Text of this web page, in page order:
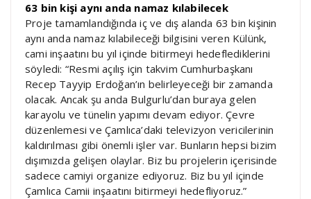
63 bin kişi aynı anda namaz kılabilecek
Proje tamamlandığında iç ve dış alanda 63 bin kişinin
aynı anda namaz kılabileceği bilgisini veren Külünk,
cami inşaatını bu yıl içinde bitirmeyi hedeflediklerini
söyledi: “Resmi açılış için takvim Cumhurbaşkanı
Recep Tayyip Erdoğan’ın belirleyeceği bir zamanda
olacak. Ancak şu anda Bulgurlu’dan buraya gelen
karayolu ve tünelin yapımı devam ediyor. Çevre
düzenlemesi ve Çamlıca’daki televizyon vericilerinin
kaldırılması gibi önemli işler var. Bunların hepsi bizim
dışımızda gelişen olaylar. Biz bu projelerin içerisinde
sadece camiyi organize ediyoruz. Biz bu yıl içinde
Çamlıca Camii inşaatını bitirmeyi hedefliyoruz.”